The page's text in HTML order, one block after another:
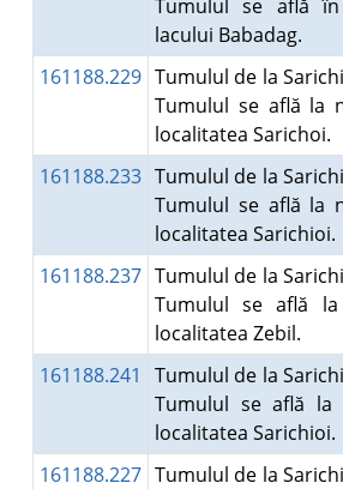
Tumulul se află
lacului Babadag.
161188.229 Tumulul de la
Tumulul se află la
localitatea Sarichoi.
161188.233 Tumulul de la
Tumulul se află la
localitatea Sarichioi.
161188.237 Tumulul de la
Tumulul se află
localitatea Zebil.
161188.241
Tumulul de la
Tumulul se află la
localitatea Sarichioi.
161188.227 Tumulul de la